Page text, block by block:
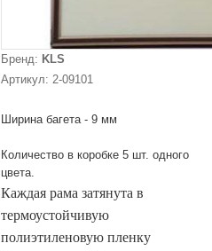
Бренд: KLS
Артикул: 2-09101
Ширина багета - 9 мм
Количество в коробке 5 шт. одного
цвета.
Каждая рама затянута в
термоустойчивую
полиэтиленовую пленку